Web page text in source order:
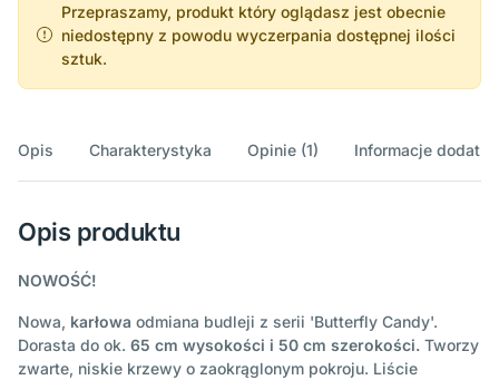
Przepraszamy, produkt który oglądasz jest obecnie
niedostępny z powodu wyczerpania dostępnej ilości
sztuk.
Opis Charakterystyka Opinie (1) Informacje
Opis produktu
NOWOŚĆ!
Nowa, karłowa odmiana budleji z serii 'Butterfly Candy'.
Dorasta do ok. 65 cm wysokości i 50 cm szerokości. Tworzy
zwarte, niskie krzewy o zaokrąglonym pokroju. Liście